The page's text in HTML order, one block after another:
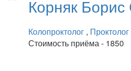
Корняк Борис
Колопроктолог , Проктолог
Стоимость приёма - 1850